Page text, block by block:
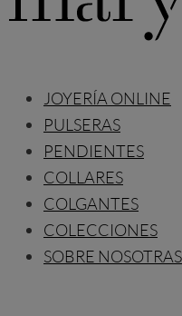
JOYERÍA ONLINE
PULSERAS
PENDIENTES
COLLARES
COLGANTES
COLECCIONES
SOBRE NOSOTRAS